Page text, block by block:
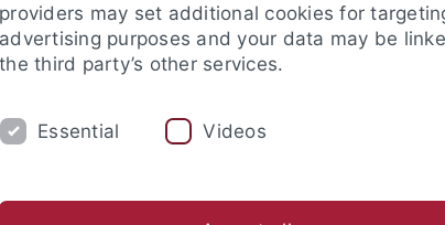
providers may set additional cookies for
advertising purposes and your data may be
the third party’s other services.
Essential Videos